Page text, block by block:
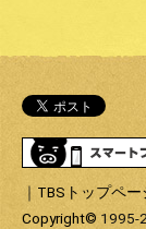
｜ TBSトップペー
Copyright© 1995-